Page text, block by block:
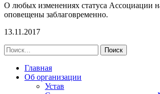
О любых изменениях статуса Ассоциации
оповещены заблаговременно.
13.11.2017
Главная
Об организации
Устав